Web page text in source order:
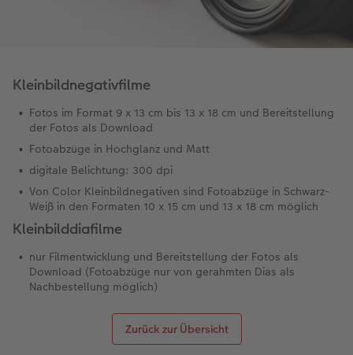
Kleinbildnegativfilme
Fotos im Format 9 x 13 cm bis 13 x 18 cm und Bereitstellung
der Fotos als Download
Fotoabzüge in Hochglanz und Matt
digitale Belichtung: 300 dpi
Von Color Kleinbildnegativen sind Fotoabzüge in Schwarz-
Weiß in den Formaten 10 x 15 cm und 13 x 18 cm möglich
Kleinbilddiafilme
nur Filmentwicklung und Bereitstellung der Fotos als
Download (Fotoabzüge nur von gerahmten Dias als
Nachbestellung möglich)
Zurück zur Übersicht